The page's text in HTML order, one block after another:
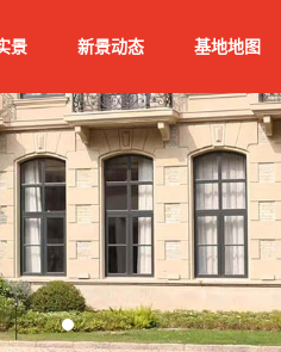
景 新景动态 基地地图